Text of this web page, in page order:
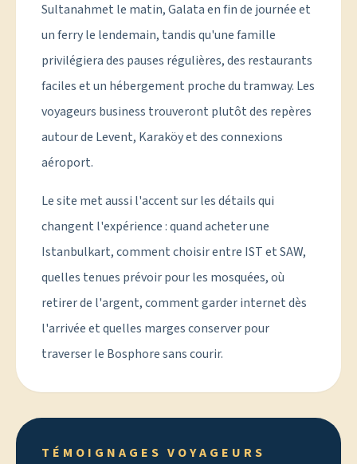
Sultanahmet le matin, Galata en fin de journée et
un ferry le lendemain, tandis qu'une famille
privilégiera des pauses régulières, des restaurants
faciles et un hébergement proche du tramway. Les
voyageurs business trouveront plutôt des repères
autour de Levent, Karaköy et des connexions
aéroport.
Le site met aussi l'accent sur les détails qui
changent l'expérience : quand acheter une
Istanbulkart, comment choisir entre IST et SAW,
quelles tenues prévoir pour les mosquées, où
retirer de l'argent, comment garder internet dès
l'arrivée et quelles marges conserver pour
traverser le Bosphore sans courir.
TÉMOIGNAGES VOYAGEURS